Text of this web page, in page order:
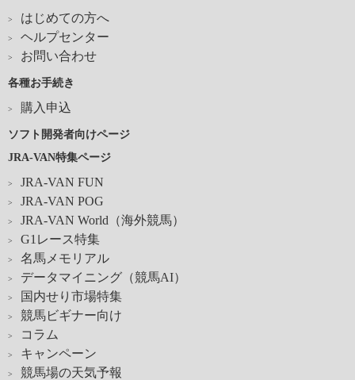
はじめての方へ
ヘルプセンター
お問い合わせ
各種お手続き
購入申込
ソフト開発者向けページ
JRA-VAN特集ページ
JRA-VAN FUN
JRA-VAN POG
JRA-VAN World（海外競馬）
G1レース特集
名馬メモリアル
データマイニング（競馬AI）
国内せり市場特集
競馬ビギナー向け
コラム
キャンペーン
競馬場の天気予報